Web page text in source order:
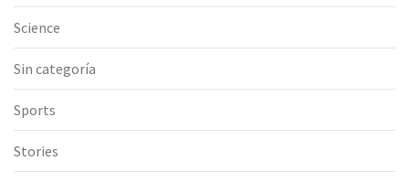
Science
Sin categoría
Sports
Stories